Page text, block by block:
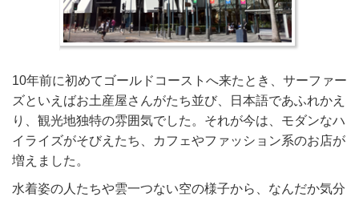
10年前に初めてゴールドコーストへ来たとき、サーファー
ズといえばお土産屋さんがたち並び、日本語であふれかえ
り、観光地独特の雰囲気でした。それが今は、モダンなハ
イライズがそびえたち、カフェやファッション系のお店が
増えました。
水着姿の人たちや雲一つない空の様子から、なんだか気分